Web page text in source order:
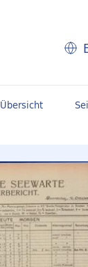
Übersicht